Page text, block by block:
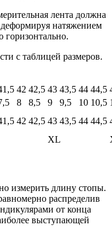
лента должна
деформируя натяжением
горизонтально.
с таблицей размеров.
42 42,5 43 43,5 44 44,5
8 8,5 9 9,5 10 10,5
42 42,5 43 43,5 44 44,5
XL
измерить длину стопы.
распределив
от конца
выступающей